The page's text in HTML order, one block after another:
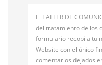
El TALLER DE
del tratamiento de los
formulario recopila tu
Website con el único
comentarios dejados